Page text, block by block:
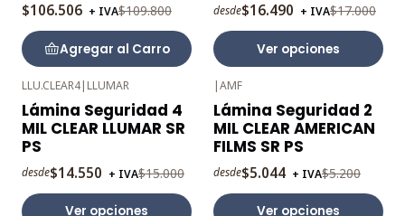
$106.506 + IVA$109.800
Agregar al Carro
desde$16.490 + IVA$17.000
Ver opciones
-3%
OFF
LLU.CLEAR4| LLUMAR
Lámina Seguridad 4
MIL CLEAR LLUMAR SR
PS
desde$14.550 + IVA$15.000
Ver opciones
-3%
OFF
|AMF
Lámina Seguridad 2
MIL CLEAR AMERICAN
FILMS SR PS
desde$5.044 + IVA$5.200
Ver opciones